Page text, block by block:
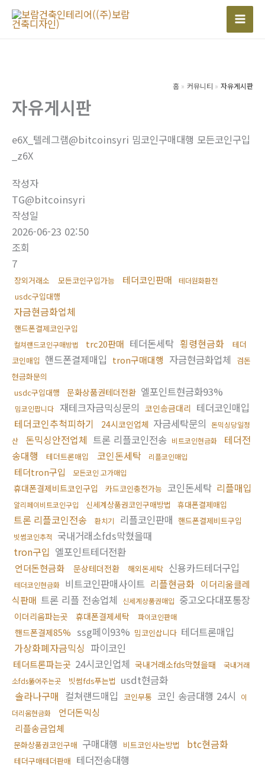
Main
홈 커뮤니티 자유게시판
자유게시판
e6X_텔레그램@bitcoinsyri 밈코인구매대행 모든코인구입
_z6X
작성자
TG@bitcoinsyri
작성일
2026-06-23 02:50
조회
7
장외거래소 모든코인구입가능 테더코인판매 테더원화환전
usdc구입대행
자금현금화업체
핸드폰결제코인구입
컬쳐랜드코인구매방법 trc20판매 테더돈세탁 횡령현금화
테더
코인매입 핸드폰결제매입 tron구매대행 자금현금화업체
검돈
현금화문의
usdc구입대행
문화상품권테더전환 엘포인트현금화93%
밈코인팝니다 재테크자금믹싱문의 코인송금대리 테더코인매입
테더코인추척피하기
24시코인업체 자금세탁문의 돈믹싱당일정
산
돈믹싱안전업체 트론 리플코인전송 비트코인현금화
테더전
송대행
테더트론매입 코인돈세탁 리플코인매입
테더tron구입 모든코인 고가매입
휴대폰결제비트코인구입 카드코인충전가능 코인돈세탁 리플매입
알리페이비트코인구입 신세계상품권코인구매방법 휴대폰결제매입
트론 리플코인전송 환치기 리플코인판매 핸드폰결제비트구입
빗썸코인추적
국내거래소fds막혔을때
tron구입 엘포인트테더전환
언더돈현금화 문상테더전환 해외돈세탁 신용카드테더구입
테더코인현금화 비트코인판매사이트 리플현금화 이더리움클레
식판매 트론 리플 전송업체 신세계상품권매입 중고오다대포통장
이더리움파는곳 휴대폰결제세탁 파이코인판매
핸드폰결제85% ssg페이93% 밈코인삽니다 테더트론매입
가상화폐자금믹싱 파이코인
테더트론파는곳 24시코인업체 국내거래소fds막혔을때
국내거래
소fds뚫어주는곳
빗썸fds푸는법 usdt현금화
솔라나구매 컬쳐랜드매입 코인무통 코인 송금대행 24시
이
더리움현금화
언더돈믹싱
리플송금업체
문화상품권코인구매 구매대행 비트코인사는방법 btc현금화
테더구매테더판매 테더전송대행